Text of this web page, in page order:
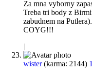
Za mna vyborny
Treba tri body z
zabudnem na Putlera).
COYG!!!
|
wister(karma: 2144)